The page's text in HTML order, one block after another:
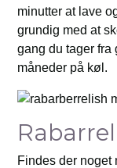
minutter at lave
grundig med at
gang du tager fra
måneder på køl.
Findes der noget